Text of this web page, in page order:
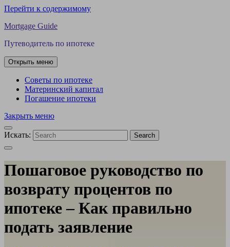
Перейти к содержимому
Mortgage Guide
Путеводитель по ипотеке
Открыть меню
Советы по ипотеке
Материнский капитал
Погашение ипотеки
Закрыть меню
Искать: Search
Пошаговое руководство по
возврату процентов по
ипотеке – Как правильно
подать заявление